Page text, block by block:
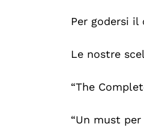
Per godersi il
Le nostre
“The
“Un must